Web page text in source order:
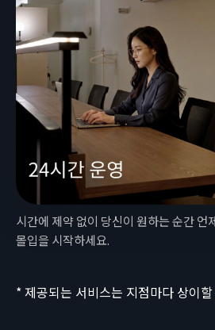
시간에 제약 없이 당신이 원하는 순간 언
몰입을 시작하세요.
* 제공되는 서비스는 지점마다 상이